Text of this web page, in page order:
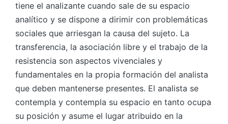
tiene el analizante cuando sale de su espacio
analítico y se dispone a dirimir con problemáticas
sociales que arriesgan la causa del sujeto. La
transferencia, la asociación libre y el trabajo de la
resistencia son aspectos vivenciales y
fundamentales en la propia formación del analista
que deben mantenerse presentes. El analista se
contempla y contempla su espacio en tanto ocupa
su posición y asume el lugar atribuido en la